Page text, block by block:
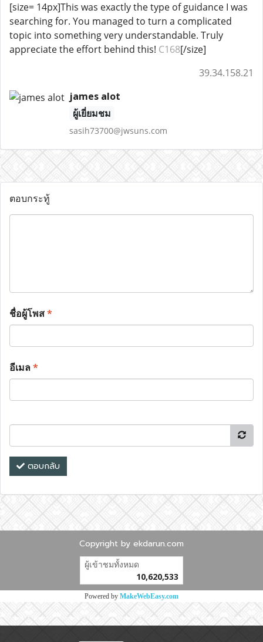
[size= 14px]This was exactly the type of guidance I was
searching for. You managed to turn a complicated
topic into something very understandable. Truly
appreciate the effort behind this! C168[/size]
39.34.158.21
james alot
ผู้เยี่ยมชม
sasih73700@jwsuns.com
ตอบกระทู้
ชื่อผู้โพส*
อีเมล*
ตอบกลับ
Copyright by ekdarun.com
ผู้เข้าชมทั้งหมด
10,620,533
Powered by MakeWebEasy.com